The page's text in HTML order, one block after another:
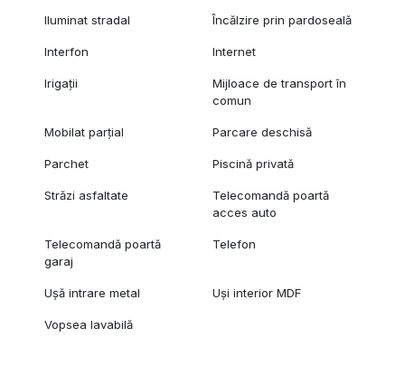
Iluminat stradal Încălzire prin pardoseală
Interfon Internet
Irigații
Mijloace de transport în
comun
Mobilat parțial Parcare deschisă
Parchet Piscină privată
Străzi asfaltate
Telecomandă poartă
acces auto
Telecomandă poartă
garaj
Telefon
Ușă intrare metal Uși interior MDF
Vopsea lavabilă